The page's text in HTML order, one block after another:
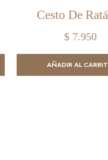
Cesto De
$7.950
AÑADIR AL